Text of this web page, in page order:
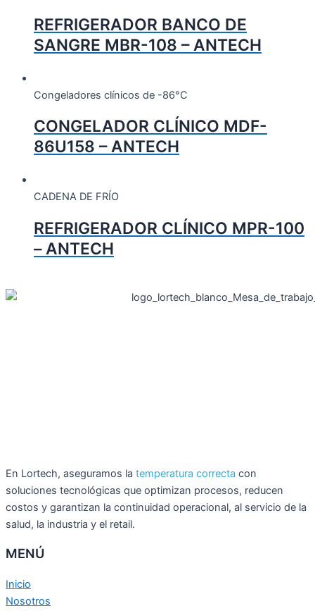
REFRIGERADOR BANCO DE
SANGRE MBR-108 – ANTECH
Congeladores clínicos de -86°C
CONGELADOR CLÍNICO MDF-
86U158 – ANTECH
CADENA DE FRÍO
REFRIGERADOR CLÍNICO MPR-100
– ANTECH
En Lortech, aseguramos la temperatura correcta con
soluciones tecnológicas que optimizan procesos, reducen
costos y garantizan la continuidad operacional, al servicio de la
salud, la industria y el retail.
MENÚ
Inicio
Nosotros